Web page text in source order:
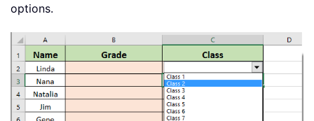
options.